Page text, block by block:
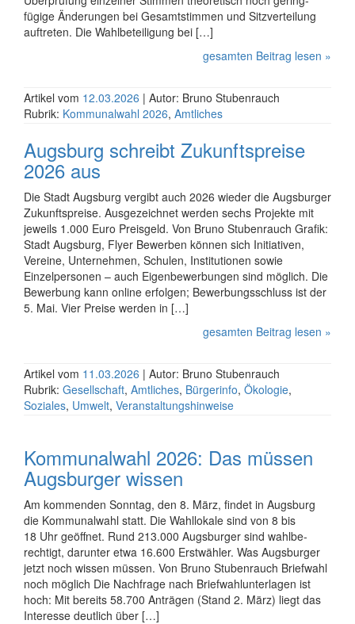
fügige Änderungen bei Gesamt­stimmen und Sitz­verteilung
auftreten. Die Wahl­beteili­gung bei […]
gesamten Beitrag lesen »
Artikel vom 12.03.2026 | Autor: Bruno Stubenrauch
Rubrik: Kommunalwahl 2026, Amtliches
Augsburg schreibt Zukunftspreise
2026 aus
Die Stadt Augsburg vergibt auch 2026 wieder die Augsburger
Zukunftspreise. Ausgezeichnet werden sechs Projekte mit
jeweils 1.000 Euro Preisgeld. Von Bruno Stubenrauch Grafik:
Stadt Augsburg, Flyer Bewerben können sich Initiativen,
Vereine, Unternehmen, Schulen, Institutionen sowie
Einzelpersonen – auch Eigenbewerbungen sind möglich. Die
Bewerbung kann online erfolgen; Bewerbungsschluss ist der
5. Mai. Vier Preise werden in […]
gesamten Beitrag lesen »
Artikel vom 11.03.2026 | Autor: Bruno Stubenrauch
Rubrik: Gesellschaft, Amtliches, Bürgerinfo, Ökologie,
Soziales, Umwelt, Veranstaltungshinweise
Kommunalwahl 2026: Das müssen
Augsburger wissen
Am kommenden Sonntag, den 8. März, findet in Augsburg
die Kommunal­wahl statt. Die Wahllokale sind von 8 bis
18 Uhr geöffnet. Rund 213.000 Augsburger sind wahl­be­
rechtigt, darunter etwa 16.600 Erstwähler. Was Augsburger
jetzt noch wissen müssen. Von Bruno Stubenrauch Briefwahl
noch möglich Die Nachfrage nach Briefwahl­unterlagen ist
hoch: Mit bereits 58.700 Anträgen (Stand 2. März) liegt das
Interesse deutlich über […]